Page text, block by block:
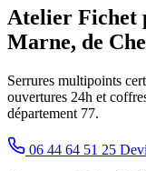
Atelier Fichet
Marne, de
Serrures multipoints
ouvertures 24h et
département 77.
06 44 64 51 25